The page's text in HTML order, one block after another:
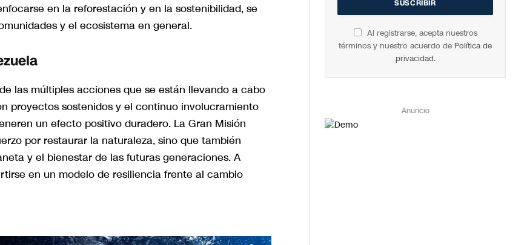
en la reforestación y en la sostenibilidad, se
y el ecosistema en general.
las múltiples acciones que se están llevando a cabo
proyectos sostenidos y el continuo involucramiento
un efecto positivo duradero. La Gran Misión
por restaurar la naturaleza, sino que también
y el bienestar de las futuras generaciones. A
en un modelo de resiliencia frente al cambio
Al registrarse, acepta nuestros
términos y nuestro acuerdo de Política de
privacidad.
Anuncio